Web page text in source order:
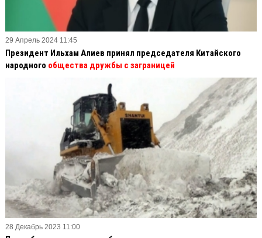
29 Апрель 2024 11:45
Президент Ильхам Алиев принял председателя Китайского
народного общества дружбы с заграницей
28 Декабрь 2023 11:00